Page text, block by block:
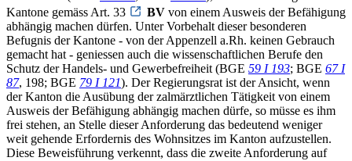
Kantone gemäss Art. 33
BV von einem Ausweis der Befähigung
abhängig machen dürfen. Unter Vorbehalt dieser besonderen
Befugnis der Kantone - von der Appenzell a.Rh. keinen Gebrauch
gemacht hat - geniessen auch die wissenschaftlichen Berufe den
Schutz der Handels- und Gewerbefreiheit (BGE 59 I 193; BGE 67 I
87, 198; BGE 79 I 121). Der Regierungsrat ist der Ansicht, wenn
der Kanton die Ausübung der zalmärztlichen Tätigkeit von einem
Ausweis der Befähigung abhängig machen dürfe, so müsse es ihm
frei stehen, an Stelle dieser Anforderung das bedeutend weniger
weit gehende Erfordernis des Wohnsitzes im Kanton aufzustellen.
Diese Beweisführung verkennt, dass die zweite Anforderung auf